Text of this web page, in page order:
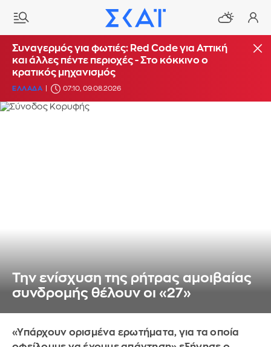
Συναγερμός για φωτιές: Red Code για Αττική
και άλλες πέντε περιοχές - Στο κόκκινο ο
κρατικός μηχανισμός
ΕΛΛΑΔΑ 07:10, 09.08.2026
Την ενίσχυση της ρήτρας αμοιβαίας
συνδρομής θέλουν οι «27»
«Υπάρχουν ορισμένα ερωτήματα, για τα οποία